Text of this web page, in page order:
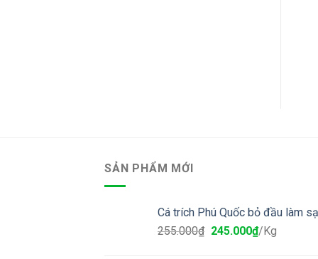
SẢN PHẨM MỚI
Cá trích Phú Quốc bỏ đầu làm
255.000₫ 245.000₫/Kg